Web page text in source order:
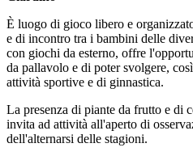
È luogo di gioco libero e
e di incontro tra i bambini delle
con giochi da esterno, offre
da pallavolo e di poter svolgere,
attività sportive e di ginnastica.
La presenza di piante da frutto e di
invita ad attività all'aperto di
dell'alternarsi delle stagioni.